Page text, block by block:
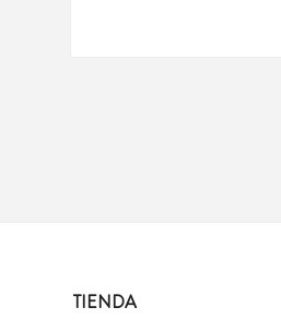
TIENDA